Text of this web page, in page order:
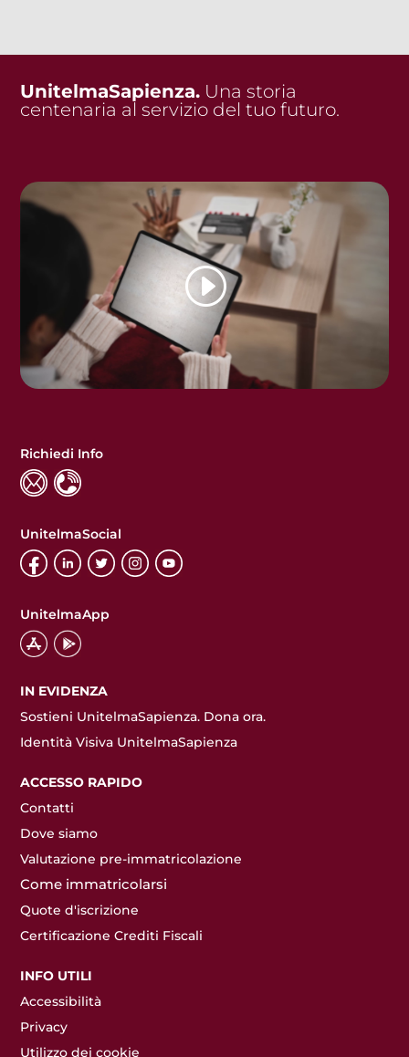
UnitelmaSapienza. Una storia
centenaria al servizio del tuo futuro.
Richiedi Info
UnitelmaSocial
UnitelmaApp
IN EVIDENZA
Sostieni UnitelmaSapienza. Dona ora.
Identità Visiva UnitelmaSapienza
ACCESSO RAPIDO
Contatti
Dove siamo
Valutazione pre-immatricolazione
Come immatricolarsi
Quote d'iscrizione
Certificazione Crediti Fiscali
INFO UTILI
Accessibilità
Privacy
Utilizzo dei cookie